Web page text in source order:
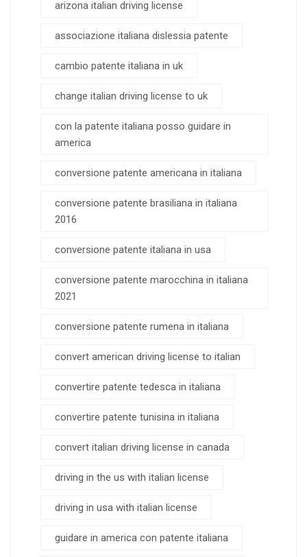
arizona italian driving license
associazione italiana dislessia patente
cambio patente italiana in uk
change italian driving license to uk
con la patente italiana posso guidare in
america
conversione patente americana in italiana
conversione patente brasiliana in italiana
2016
conversione patente italiana in usa
conversione patente marocchina in italiana
2021
conversione patente rumena in italiana
convert american driving license to italian
convertire patente tedesca in italiana
convertire patente tunisina in italiana
convert italian driving license in canada
driving in the us with italian license
driving in usa with italian license
guidare in america con patente italiana